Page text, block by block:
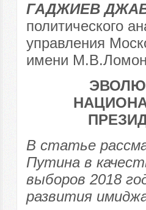
ГАДЖИЕВ
политического
управления
имени
В статье
Путина в
выборов 2018
развития